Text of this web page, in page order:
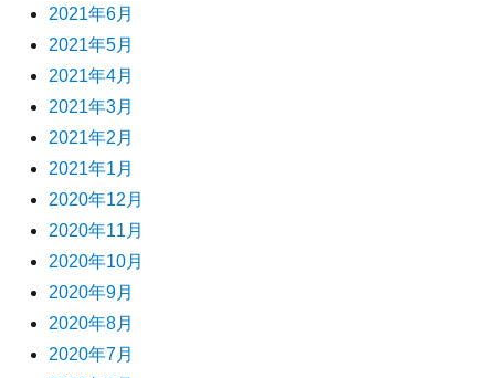
2021年6月
2021年5月
2021年4月
2021年3月
2021年2月
2021年1月
2020年12月
2020年11月
2020年10月
2020年9月
2020年8月
2020年7月